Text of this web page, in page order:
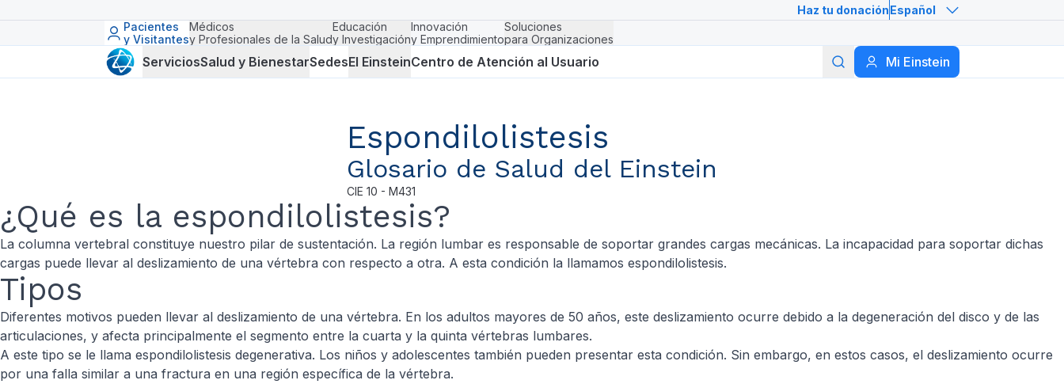
Haz tu donaciónEspañol
Pacientes
y Visitantes
Médicos
y Profesionales de la Salud
Educación
y Investigación
Innovación
y Emprendimiento
Soluciones
para Organizaciones
ServiciosSalud y BienestarSedesEl EinsteinCentro de Atención al Usuario Mi Einstein
Buscar
Espondilolistesis
Glosario de Salud del Einstein
CIE 10 - M431
¿Qué es la espondilolistesis?
La columna vertebral constituye nuestro pilar de sustentación. La región lumbar es responsable de soportar grandes cargas mecánicas. La incapacidad para soportar dichas
cargas puede llevar al deslizamiento de una vértebra con respecto a otra. A esta condición la llamamos espondilolistesis.
Tipos
Diferentes motivos pueden llevar al deslizamiento de una vértebra. En los adultos mayores de 50 años, este deslizamiento ocurre debido a la degeneración del disco y de las
articulaciones, y afecta principalmente el segmento entre la cuarta y la quinta vértebras lumbares.
A este tipo se le llama espondilolistesis degenerativa. Los niños y adolescentes también pueden presentar esta condición. Sin embargo, en estos casos, el deslizamiento ocurre
por una falla similar a una fractura en una región específica de la vértebra.